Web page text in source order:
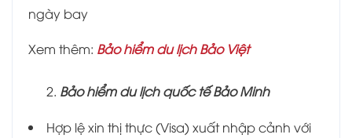
ngày bay
Xem thêm: Bảo hiểm du lịch Bảo Việt
Bảo hiểm du lịch quốc tế Bảo Minh
Hợp lệ xin thị thực (Visa) xuất nhập cảnh với